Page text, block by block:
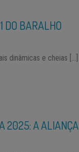
DO BARALHO
dinâmicas e cheias […]
2025: A ALIANÇA